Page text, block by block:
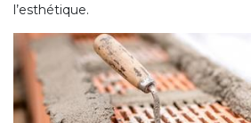
l’esthétique.